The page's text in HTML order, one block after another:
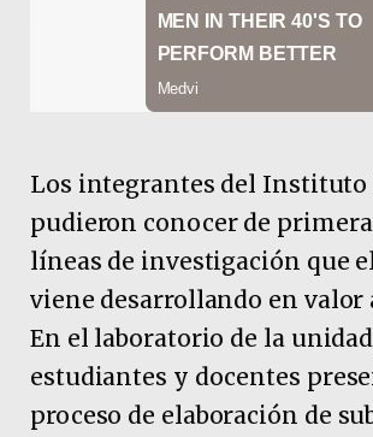
Los integrantes del Instituto
pudieron conocer de
líneas de investigación que
viene desarrollando en valor
En el laboratorio de la
estudiantes y docentes
proceso de elaboración de